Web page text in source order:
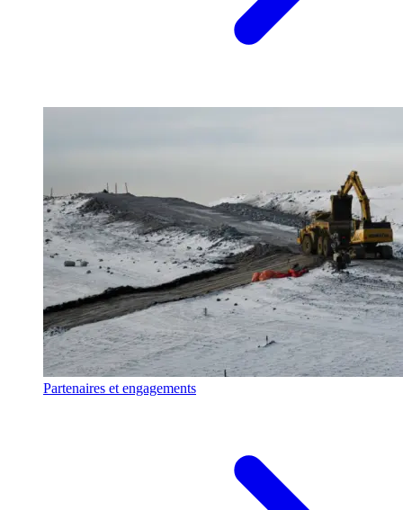
Partenaires et engagements